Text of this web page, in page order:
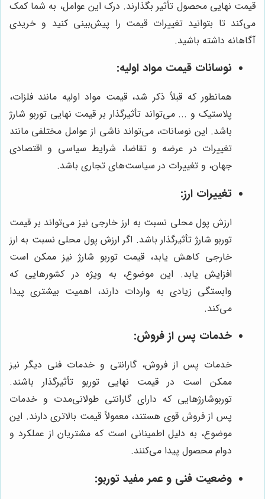
قیمت نهایی محصول تأثیر بگذارند. درک این عوامل، به شما کمک
می‌کند تا بتوانید تغییرات قیمت را پیش‌بینی کنید و خریدی
آگاهانه داشته باشید.
نوسانات قیمت مواد اولیه:
همانطور که قبلاً ذکر شد، قیمت مواد اولیه مانند فلزات،
پلاستیک و ... می‌تواند تأثیرگذار بر قیمت نهایی توربو شارژ
باشد. این نوسانات، می‌تواند ناشی از عوامل مختلفی مانند
تغییرات در عرضه و تقاضا، شرایط سیاسی و اقتصادی
جهان، و تغییرات در سیاست‌های تجاری باشد.
تغییرات ارز:
ارزش پول محلی نسبت به ارز خارجی نیز می‌تواند بر قیمت
توربو شارژ تأثیرگذار باشد. اگر ارزش پول محلی نسبت به ارز
خارجی کاهش یابد، قیمت توربو شارژ نیز ممکن است
افزایش یابد. این موضوع، به ویژه در کشورهایی که
وابستگی زیادی به واردات دارند، اهمیت بیشتری پیدا
می‌کند.
خدمات پس از فروش:
خدمات پس از فروش، گارانتی و خدمات فنی دیگر نیز
ممکن است در قیمت نهایی توربو تأثیرگذار باشند.
توربوشارژهایی که دارای گارانتی طولانی‌مدت و خدمات
پس از فروش قوی هستند، معمولاً قیمت بالاتری دارند. این
موضوع، به دلیل اطمینانی است که مشتریان از عملکرد و
دوام محصول پیدا می‌کنند.
وضعیت فنی و عمر مفید توربو: